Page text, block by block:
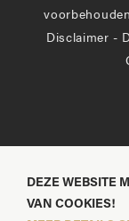
voorbehouden
Disclaimer -
DEZE WEBSITE
VAN COOKIES!